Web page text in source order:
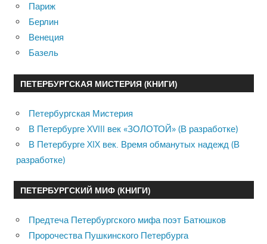
Париж
Берлин
Венеция
Базель
ПЕТЕРБУРГСКАЯ МИСТЕРИЯ (КНИГИ)
Петербургская Мистерия
В Петербурге XVIII век «ЗОЛОТОЙ» (В разработке)
В Петербурге XIX век. Время обманутых надежд (В
разработке)
ПЕТЕРБУРГСКИЙ МИФ (КНИГИ)
Предтеча Петербургского мифа поэт Батюшков
Пророчества Пушкинского Петербурга